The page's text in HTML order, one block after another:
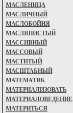
МАСЛЕНИЦА
МАСЛИЧНЫЙ
МАСЛОБОЙНЯ
МАСЛЯНИСТЫЙ
МАССИВНЫЙ
МАССОВЫЙ
МАСТИТЫЙ
МАСШТАБНЫЙ
МАТЕМАТИК
МАТЕРИАЛИЗОВАТЬ
МАТЕРИАЛОВЕДЕНИЕ
МАТЕРИТЬСЯ